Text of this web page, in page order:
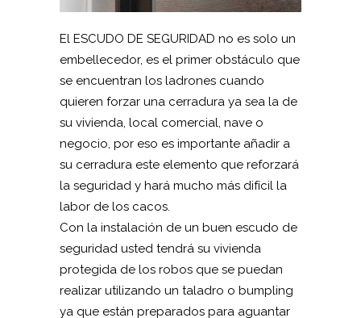
El ESCUDO DE SEGURIDAD no es solo un
embellecedor, es el primer obstáculo que
se encuentran los ladrones cuando
quieren forzar una cerradura ya sea la de
su vivienda, local comercial, nave o
negocio, por eso es importante añadir a
su cerradura este elemento que reforzará
la seguridad y hará mucho más difícil la
labor de los cacos.
Con la instalación de un buen escudo de
seguridad usted tendrá su vivienda
protegida de los robos que se puedan
realizar utilizando un taladro o bumpling
ya que están preparados para aguantar